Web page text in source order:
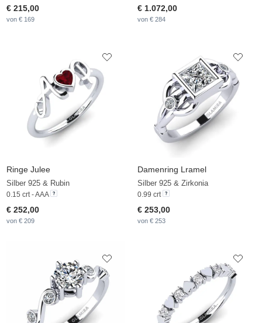
€ 215,00
von € 169
€ 1.072,00
von € 284
Ringe Julee
Silber 925 & Rubin
0.15 crt - AAA
€ 252,00
von € 209
Damenring Lramel
Silber 925 & Zirkonia
0.99 crt
€ 253,00
von € 253